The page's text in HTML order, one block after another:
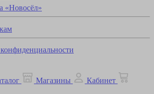
«Новосёл»
Магазины
Кабинет